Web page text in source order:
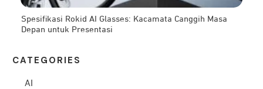
Spesifikasi Rokid AI Glasses: Kacamata Canggih Masa
Depan untuk Presentasi
CATEG ORIES
AI